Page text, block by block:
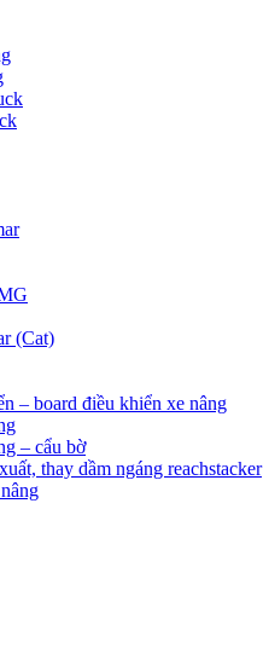
(Cat)
– board điều khiển xe nâng
– cẩu bờ
thay dầm ngáng reachstacker